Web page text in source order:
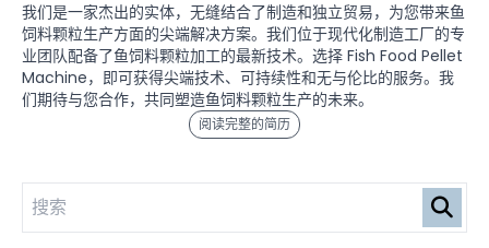
我们是一家杰出的实体，无缝结合了制造和独立贸易，为您带来鱼
饲料颗粒生产方面的尖端解决方案。我们位于现代化制造工厂的专
业团队配备了鱼饲料颗粒加工的最新技术。选择 Fish Food Pellet
Machine，即可获得尖端技术、可持续性和无与伦比的服务。我
们期待与您合作，共同塑造鱼饲料颗粒生产的未来。
阅读完整的简历